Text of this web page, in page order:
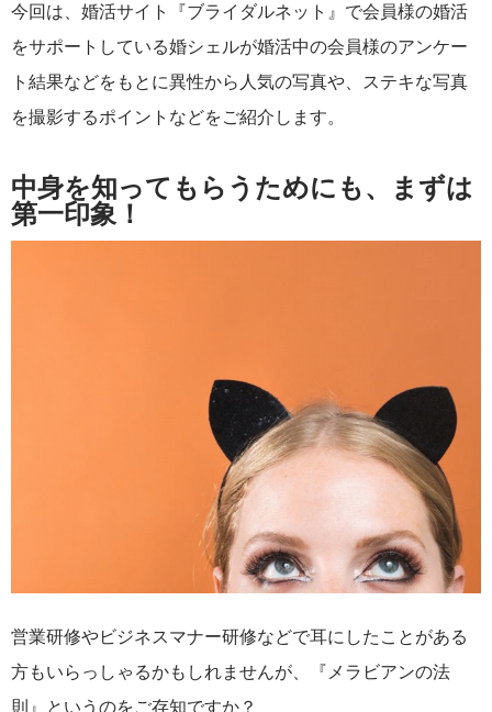
今回は、婚活サイト『ブライダルネット』で会員様の婚活
をサポートしている婚シェルが婚活中の会員様のアンケー
ト結果などをもとに異性から人気の写真や、ステキな写真
を撮影するポイントなどをご紹介します。
中身を知ってもらうためにも、まずは
第一印象！
営業研修やビジネスマナー研修などで耳にしたことがある
方もいらっしゃるかもしれませんが、『メラビアンの法
則』というのをご存知ですか？